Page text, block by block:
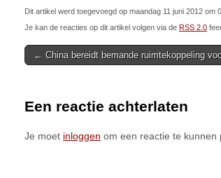
Dit artikel werd toegevoegd op maandag 11 juni 2012 om
Je kan de reacties op dit artikel volgen via de RSS 2.0
Post
← China bereidt bemande ruimtekoppeling
Een reactie achterlaten
Je moet inloggen om een reactie te kunnen